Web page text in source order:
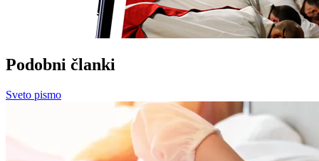
Podobni članki
Sveto pismo